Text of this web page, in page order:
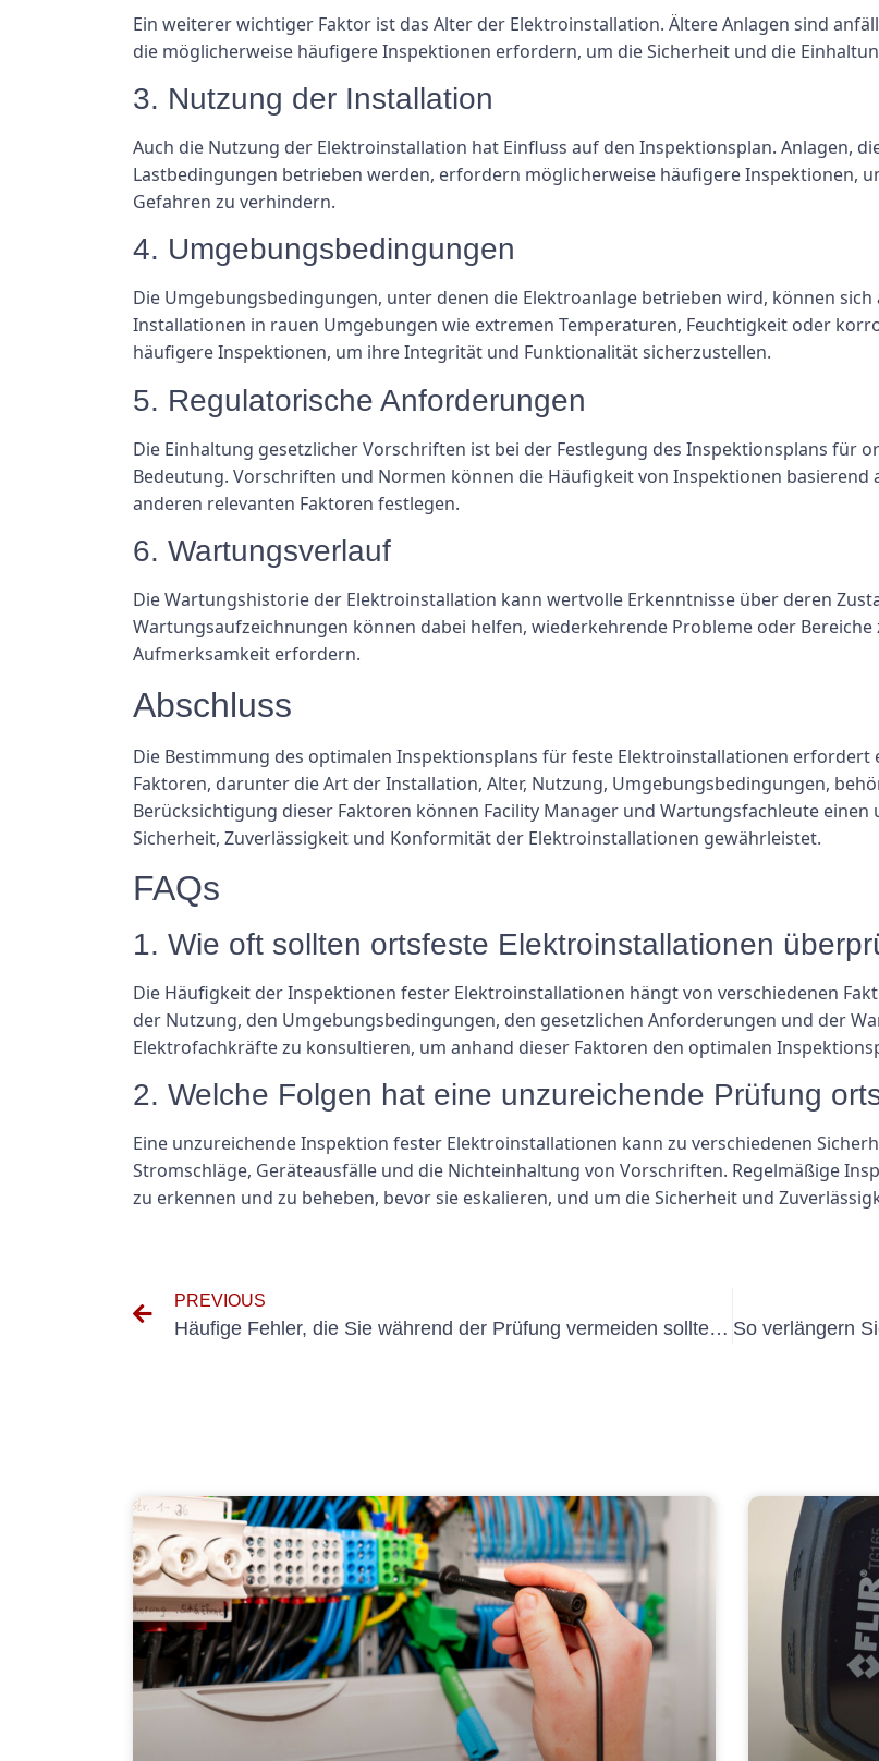
Ein weiterer wichtiger Faktor ist das Alter der Elektroinstallation. Ältere Anlagen sind
die möglicherweise häufigere Inspektionen erfordern, um die Sicherheit und die
3. Nutzung der Installation
Auch die Nutzung der Elektroinstallation hat Einfluss auf den Inspektionsplan. Anlagen,
Lastbedingungen betrieben werden, erfordern möglicherweise häufigere Inspektionen,
Gefahren zu verhindern.
4. Umgebungsbedingungen
Die Umgebungsbedingungen, unter denen die Elektroanlage betrieben wird, können
Installationen in rauen Umgebungen wie extremen Temperaturen, Feuchtigkeit oder
häufigere Inspektionen, um ihre Integrität und Funktionalität sicherzustellen.
5. Regulatorische Anforderungen
Die Einhaltung gesetzlicher Vorschriften ist bei der Festlegung des Inspektionsplans für
Bedeutung. Vorschriften und Normen können die Häufigkeit von Inspektionen
anderen relevanten Faktoren festlegen.
6. Wartungsverlauf
Die Wartungshistorie der Elektroinstallation kann wertvolle Erkenntnisse über deren
Wartungsaufzeichnungen können dabei helfen, wiederkehrende Probleme oder
Aufmerksamkeit erfordern.
Abschluss
Die Bestimmung des optimalen Inspektionsplans für feste Elektroinstallationen
Faktoren, darunter die Art der Installation, Alter, Nutzung, Umgebungsbedingungen,
Berücksichtigung dieser Faktoren können Facility Manager und Wartungsfachleute
Sicherheit, Zuverlässigkeit und Konformität der Elektroinstallationen gewährleistet.
FAQs
1. Wie oft sollten ortsfeste Elektroinstallationen
Die Häufigkeit der Inspektionen fester Elektroinstallationen hängt von verschiedenen
der Nutzung, den Umgebungsbedingungen, den gesetzlichen Anforderungen und der
Elektrofachkräfte zu konsultieren, um anhand dieser Faktoren den optimalen
2. Welche Folgen hat eine unzureichende Prüfung
Eine unzureichende Inspektion fester Elektroinstallationen kann zu verschiedenen
Stromschläge, Geräteausfälle und die Nichteinhaltung von Vorschriften. Regelmäßige
zu erkennen und zu beheben, bevor sie eskalieren, und um die Sicherheit und
PREVIOUS
Häufige Fehler, die Sie während der Prüfung vermeiden sollten ortsveränderlicher elektrischer Geräte Arbeits- und Betriebsmittel